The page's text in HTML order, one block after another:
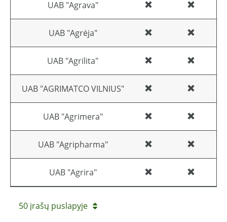
UAB "Agrava"
UAB "Agrėja"
UAB "Agrilita"
UAB "AGRIMATCO VILNIUS"
UAB "Agrimera"
UAB "Agripharma"
UAB "Agrira"
50 įrašų puslapyje